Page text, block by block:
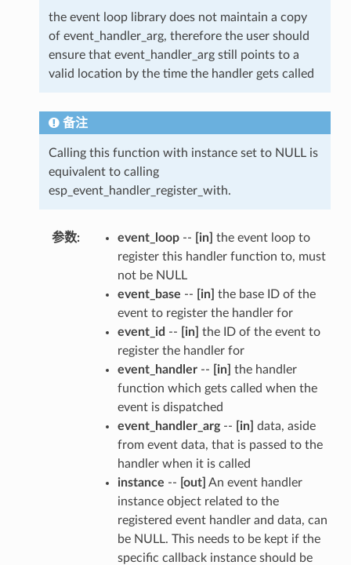
the event loop library does not maintain a copy
of event_handler_arg, therefore the user should
ensure that event_handler_arg still points to a
valid location by the time the handler gets called
备注
Calling this function with instance set to NULL is
equivalent to calling
esp_event_handler_register_with.
参数: event_loop-- [in] the event loop to
register this handler function to, must
not be NULL
event_base -- [in] the base ID of the
event to register the handler for
event_id -- [in] the ID of the event to
register the handler for
event_handler-- [in] the handler
function which gets called when the
event is dispatched
event_handler_arg-- [in] data, aside
from event data, that is passed to the
handler when it is called
instance -- [out] An event handler
instance object related to the
registered event handler and data, can
be NULL. This needs to be kept if the
specific callback instance should be